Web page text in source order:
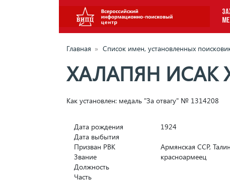
Главная » Список имен, установленных
ХАЛАПЯН ИСАК
Как установлен: медаль "За отвагу" № 1314208
Дата рождения
1924
Дата выбытия
Призван РВК
Армянская ССР,
Звание
красноармеец
Должность
Часть